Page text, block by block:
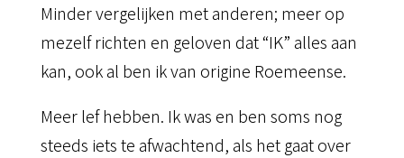
Minder vergelijken met anderen; meer op
mezelf richten en geloven dat “IK” alles aan
kan, ook al ben ik van origine Roemeense.
Meer lef hebben. Ik was en ben soms nog
steeds iets te afwachtend, als het gaat over